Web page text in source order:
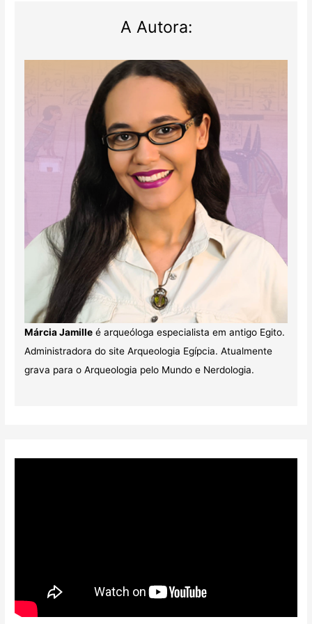
A Autora:
Márcia Jamilleé arqueóloga especialista em antigo Egito.
Administradora do site Arqueologia Egípcia. Atualmente
grava para o Arqueologia pelo Mundo e Nerdologia.